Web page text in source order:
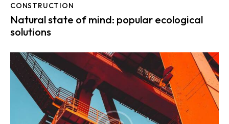
CONSTRUCTION
Natural state of mind: popular ecological
solutions